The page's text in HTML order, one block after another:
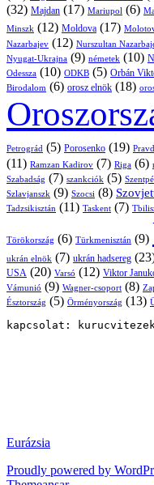
(32) Majdan (17) Mariupol (6)
Minszk (12) Moldova (17)
Nazarbajev (12) Nurszultan
Nyugat-Ukrajna (9) németek (10)
Odessza (10) ODKB (5) Orbán
Birodalom (6) orosz elnök (18)
Petrográd (5) Porosenko (19)
(11) Ramzan Kadirov (7) Riga (6)
Szabadság (7) szankciók (5)
Szlavjanszk (9) Szocsi (8)
Tadzsikisztán (11) Taskent (7)
Törökország (6) Türkmenisztán (9)
ukrán elnök (7) ukrán hadsereg
USA (20) Varsó (12) Viktor
Vámunió (9) Wagner-csoport (8)
Észtország (5) Örményország (13)
kapcsolat:
Eurázsia
Proudly powered by